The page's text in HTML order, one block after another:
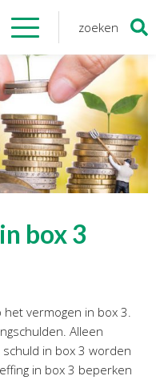
zoeken
box 3
vermogen in box 3.
Alleen
in box 3 worden
in box 3 beperken